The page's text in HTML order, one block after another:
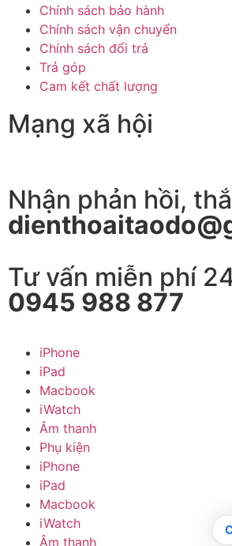
Chính sách bảo hành
Chính sách vận chuyển
Chính sách đổi trả
Trả góp
Cam kết chất lượng
Mạng xã hội
Nhận phản hồi,
Tư vấn miễn phí
0945 988 877
iPhone
iPad
Macbook
iWatch
Âm thanh
Phụ kiện
iPhone
iPad
Macbook
iWatch
Âm thanh